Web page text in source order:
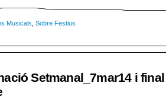
Musicals Sobre Festius
Setmanal_7mar14 i